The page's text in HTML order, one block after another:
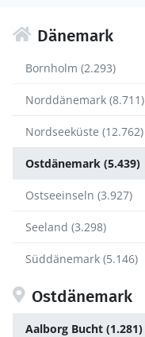
Dänemark
Bornholm (2.293)
Norddänemark (8.711)
Nordseeküste (12.762)
Ostdänemark (5.439)
Ostseeinseln (3.927)
Seeland (3.298)
Süddänemark (5.146)
Ostdänemark
Aalborg Bucht (1.281)